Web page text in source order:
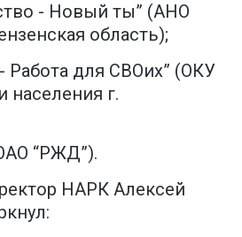
- Новый ты” (АНО
область);
Работа для СВОих” (ОКУ
населения г.
“РЖД”).
НАРК Алексей